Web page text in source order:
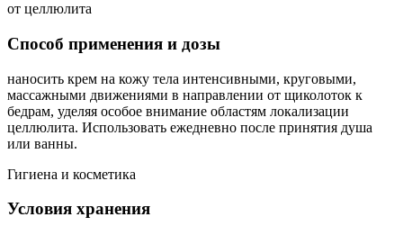
от целлюлита
Способ применения и дозы
наносить крем на кожу тела интенсивными, круговыми,
массажными движениями в направлении от щиколоток к
бедрам, уделяя особое внимание областям локализации
целлюлита. Использовать ежедневно после принятия душа
или ванны.
Гигиена и косметика
Условия хранения